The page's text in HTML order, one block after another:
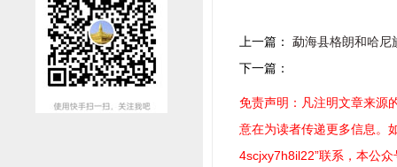
上一篇： 勐海县格朗和哈尼
下一篇：
免责声明：凡注明文章来源
意在为读者传递更多信息。
4scjxy7h8il22”联系，本公